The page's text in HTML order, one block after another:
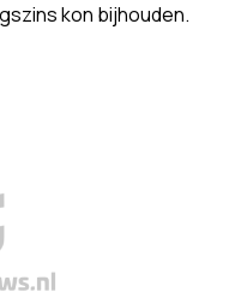
kon bijhouden.